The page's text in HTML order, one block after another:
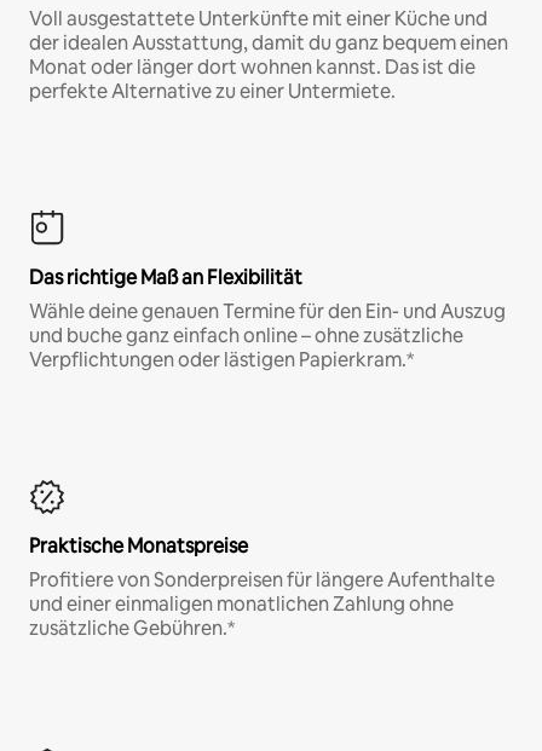
Voll ausgestattete Unterkünfte mit einer Küche und
der idealen Ausstattung, damit du ganz bequem einen
Monat oder länger dort wohnen kannst. Das ist die
perfekte Alternative zu einer Untermiete.
Das richtige Maß an Flexibilität
Wähle deine genauen Termine für den Ein- und Auszug
und buche ganz einfach online – ohne zusätzliche
Verpflichtungen oder lästigen Papierkram.*
Praktische Monatspreise
Profitiere von Sonderpreisen für längere Aufenthalte
und einer einmaligen monatlichen Zahlung ohne
zusätzliche Gebühren.*